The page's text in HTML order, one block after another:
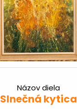
Názov diela
Slnečná kytica